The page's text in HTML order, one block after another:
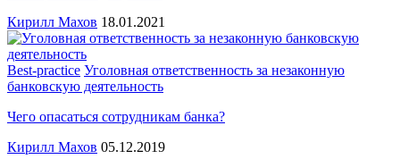
Кирилл Махов 18.01.2021
Best-practice Уголовная ответственность за незаконную
банковскую деятельность
Чего опасаться сотрудникам банка?
Кирилл Махов 05.12.2019